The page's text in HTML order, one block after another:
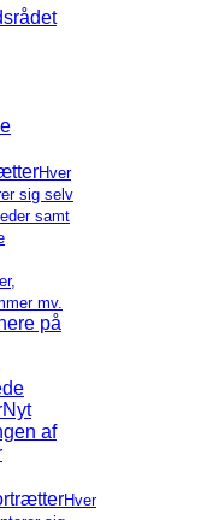
Hver
sig selv
samt
mv.
på
af
Hver